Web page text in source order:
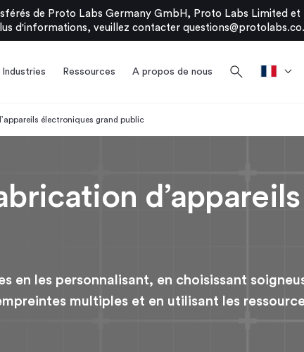
de Proto Labs Germany GmbH, Proto Labs Limited et
d'informations, veuillez contacter
Industries Ressources A propos de nous search
électroniques grand public
en les personnalisant, en choisissant
multiples et en utilisant les